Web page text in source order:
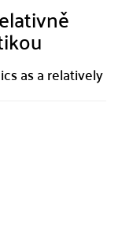
as a relatively